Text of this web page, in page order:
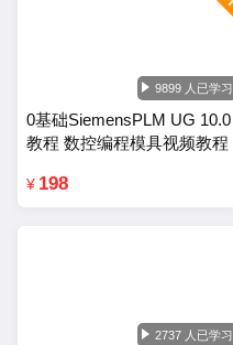
9899 人已学习
0基础SiemensPLM UG 10.0
教程 数控编程模具视频教程
¥ 198
2737 人已学习